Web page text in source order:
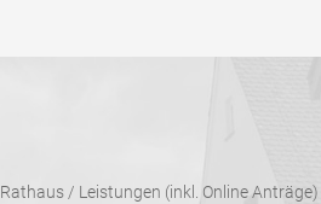
Rathaus/ Leistungen (inkl. Online Anträge)